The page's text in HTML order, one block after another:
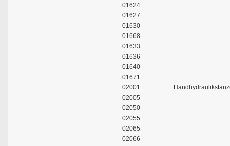
01624
01627
01630
01668
01633
01636
01640
01671
02001
02005
02050
02055
02065
02066